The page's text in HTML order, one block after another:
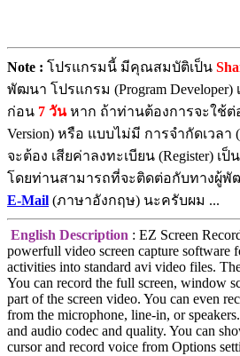
Note : โปรแกรมนี้ มีคุณสมบัติเป็น
พัฒนา โปรแกรม (Program
ก่อน 7 วันหาก ถ้าท่านต้องการจะใช้ต่
Version) หรือ แบบไม่มี การจำกัดเวลา
จะต้อง เสียค่าลงทะเบียน (Register) เป็
โดยท่านสามารถที่จะติดต่อกับทางผู้พั
E-Mail (ภาษาอังกฤษ) นะครับผม ...
English Description : EZ Screen
powerfull video screen capture software
activities into standard avi video files.
You can record the full screen, window
part of the screen video. You can even
from the microphone, line-in, or
and audio codec and quality. You can
cursor and record voice from Options